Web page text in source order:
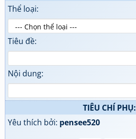
Thể loại:
Tiêu đề:
Nội dung:
TIÊU CHÍ PHỤ:
Yêu thích bởi: pensee520